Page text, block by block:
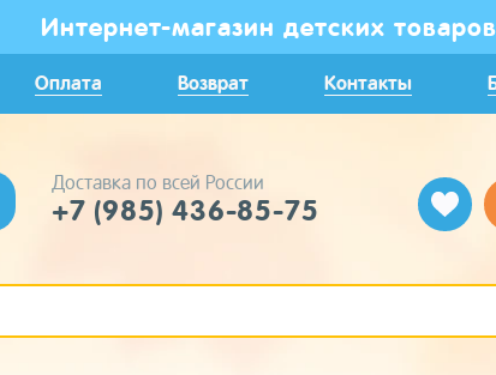
Интернет-магазин детских товаров
Оплата Возврат Контакты
Доставка по всей России
+7 (985) 436-85-75